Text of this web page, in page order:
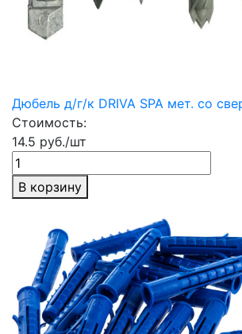
Дюбель д/г/к DRIVA SPA мет. со
Стоимость:
14.5 руб./шт
В корзину